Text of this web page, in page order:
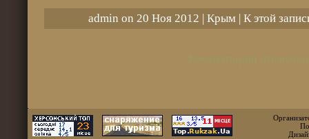
admin on 20 Ноя 2012 | Крым| К этой